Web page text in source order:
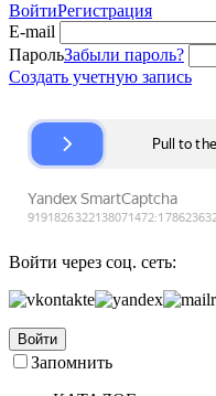
ВойтиРегистрация
E-mail
ПарольЗабыли пароль?
Создать учетную запись
Войти через соц. сеть:
Войти
Запомнить